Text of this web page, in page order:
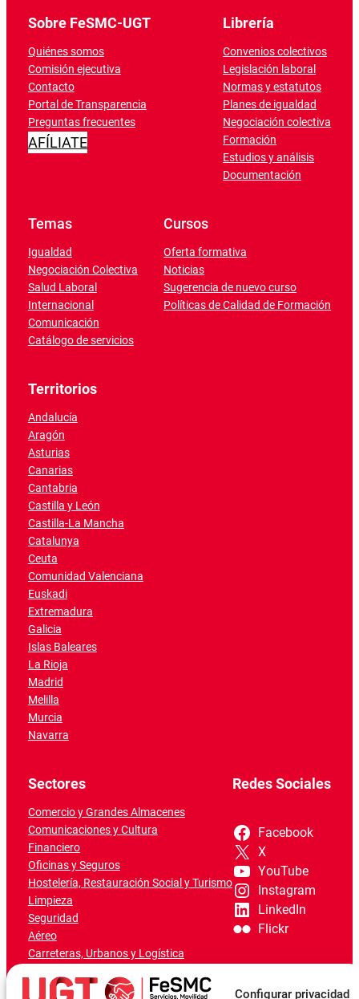
Configurar privacidad
Sobre FeSMC-UGT
Quiénes somos
Comisión ejecutiva
Contacto
Portal de Transparencia
Preguntas frecuentes
AFÍLIATE
Librería
Convenios colectivos
Legislación laboral
Normas y estatutos
Planes de igualdad
Negociación colectiva
Formación
Estudios y análisis
Documentación
Temas
Igualdad
Negociación Colectiva
Salud Laboral
Internacional
Comunicación
Catálogo de servicios
Cursos
Oferta formativa
Noticias
Sugerencia de nuevo curso
Políticas de Calidad de Formación
Territorios
Andalucía
Aragón
Asturias
Canarias
Cantabria
Castilla y León
Castilla-La Mancha
Catalunya
Ceuta
Comunidad Valenciana
Euskadi
Extremadura
Galicia
Islas Baleares
La Rioja
Madrid
Melilla
Murcia
Navarra
Sectores
Comercio y Grandes Almacenes
Comunicaciones y Cultura
Financiero
Oficinas y Seguros
Hostelería, Restauración Social y Turismo
Limpieza
Seguridad
Aéreo
Carreteras, Urbanos y Logística
Marítimo-Portuario
Redes Sociales
Facebook
X
YouTube
Instagram
LinkedIn
Flickr